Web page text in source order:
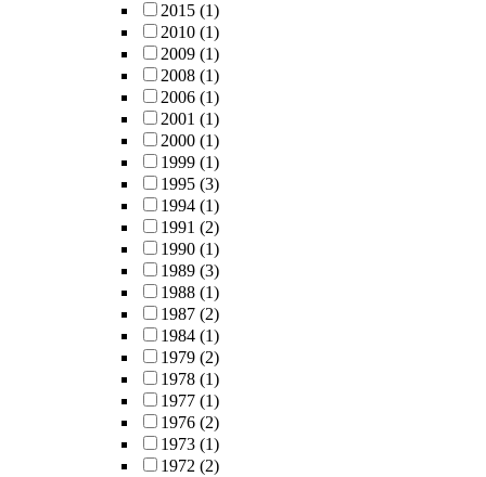
2015 (1)
2010 (1)
2009 (1)
2008 (1)
2006 (1)
2001 (1)
2000 (1)
1999 (1)
1995 (3)
1994 (1)
1991 (2)
1990 (1)
1989 (3)
1988 (1)
1987 (2)
1984 (1)
1979 (2)
1978 (1)
1977 (1)
1976 (2)
1973 (1)
1972 (2)